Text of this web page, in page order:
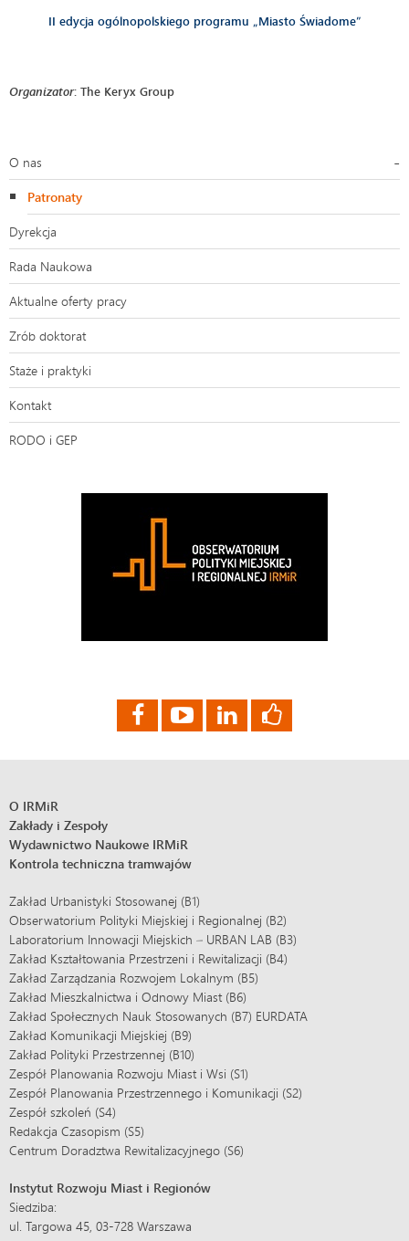
II edycja ogólnopolskiego programu „Miasto Świadome”
Organizator: The Keryx Group
O nas
Patronaty
Dyrekcja
Rada Naukowa
Aktualne oferty pracy
Zrób doktorat
Staże i praktyki
Kontakt
RODO i GEP
O IRMiR
Zakłady i Zespoły
Wydawnictwo Naukowe IRMiR
Kontrola techniczna tramwajów
Zakład Urbanistyki Stosowanej (B1)
Obserwatorium Polityki Miejskiej i Regionalnej (B2)
Laboratorium Innowacji Miejskich – URBAN LAB (B3)
Zakład Kształtowania Przestrzeni i Rewitalizacji (B4)
Zakład Zarządzania Rozwojem Lokalnym (B5)
Zakład Mieszkalnictwa i Odnowy Miast (B6)
Zakład Społecznych Nauk Stosowanych (B7) EURDATA
Zakład Komunikacji Miejskiej (B9)
Zakład Polityki Przestrzennej (B10)
Zespół Planowania Rozwoju Miast i Wsi (S1)
Zespół Planowania Przestrzennego i Komunikacji (S2)
Zespół szkoleń (S4)
Redakcja Czasopism (S5)
Centrum Doradztwa Rewitalizacyjnego (S6)
Instytut Rozwoju Miast i Regionów
Siedziba:
ul. Targowa 45, 03-728 Warszawa